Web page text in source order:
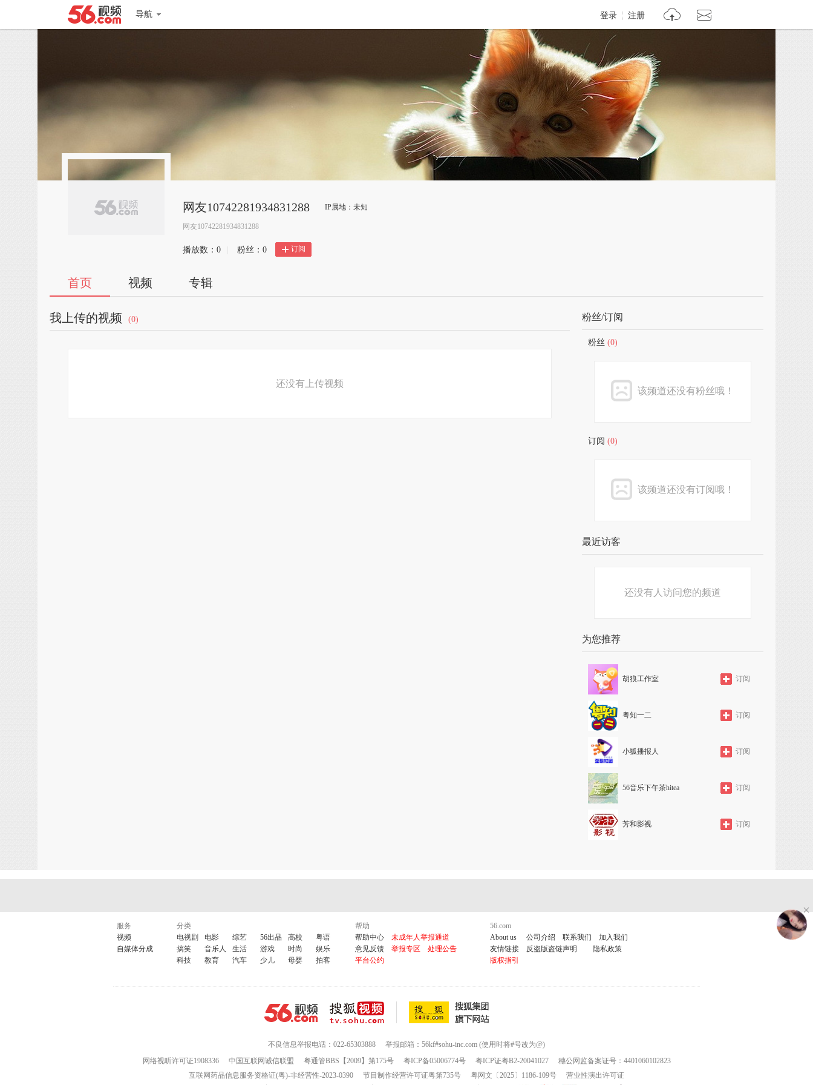
导航 登录 注册
网友10742281934831288 IP属地：未知
网友10742281934831288
播放数： 0 粉丝： 0 订阅
首页 视频 专辑
我上传的视频 (0)
还没有上传视频
粉丝/订阅
粉丝 (0)
该频道还没有粉丝哦！
订阅 (0)
该频道还没有订阅哦！
最近访客
还没有人访问您的频道
为您推荐
胡狼工作室 订阅
粤知一二 订阅
小狐播报人 订阅
56音乐下午茶hitea 订阅
芳和影视 订阅
服务
视频
自媒体分成
分类
电视剧
电影 综艺 56出品 高校
粤语
搞笑
音乐人 生活 游戏 时尚
娱乐
科技
教育 汽车 少儿 母婴 拍客
帮助
帮助中心
未成年人举报通道
意见反馈
举报专区
处理公告
平台公约
56.com
About us
公司介绍 联系我们
加入我们
友情链接
反盗版盗链声明
隐私政策
版权指引
不良信息举报电话：022-65303888
举报邮箱：56kf#sohu-inc.com (使用时将#号改为@)
网络视听许可证1908336
中国互联网诚信联盟 粤通管BBS【2009】第175号 粤ICP备05006774号 粤ICP证粤B2-20041027
穗公网监备案证号：4401060102823
互联网药品信息服务资格证(粤)-非经营性-2023-0390
节目制作经营许可证粤第735号 粤网文〔2025〕1186-109号 营业性演出许可证